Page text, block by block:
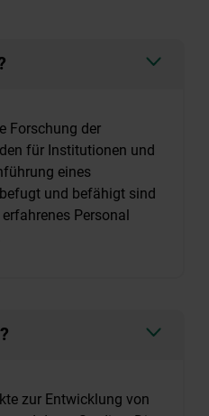
Forschung der
für Institutionen und
eines
und befähigt sind
Personal
zur Entwicklung von